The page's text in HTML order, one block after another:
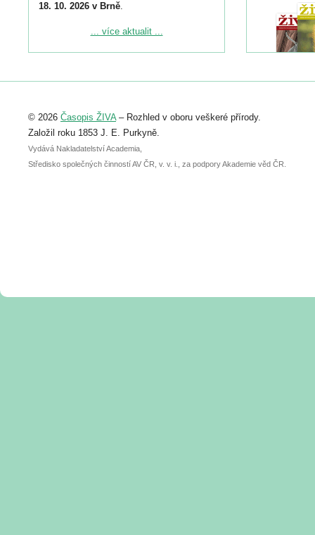
18. 10. 2026 v Brně.
Podrobnější informace ke konferenci
Registrovat se můžete do 6. září.
abstraktu přihlášené přednášky nebo
posteru je už 30. června.
... více aktualit ...
© 2026 Časopis ŽIVA– Rozhled v oboru veškeré přírody.
Založil roku 1853 J. E. Purkyně.
Vydává Nakladatelství Academia,
Středisko společných činností AV ČR, v. v. i., za podpory Akademie věd ČR.